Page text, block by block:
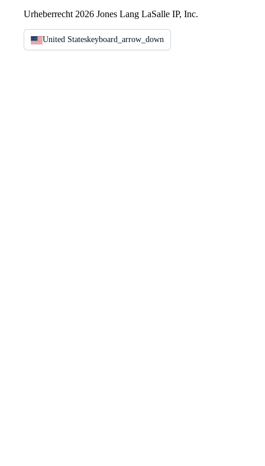
Urheberrecht 2026 Jones Lang LaSalle IP, Inc.
United Stateskeyboard_arrow_down